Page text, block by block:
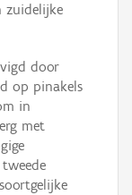
zuidelijke
door
op pinakels
in
met